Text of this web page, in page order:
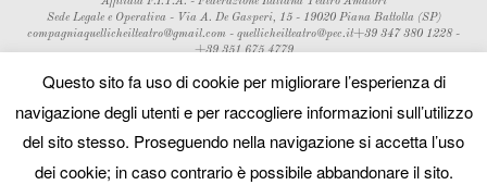
Sede Legale e Operativa - Via A. De Gasperi, 15 - 19020 Piana Battolla (SP)
compagniaquellicheilteatro@gmail.com - quellicheilteatro@pec.it+39 347 380 1228 -
+39 351 675 4779
Website by:Michele Zanoni
Questo sito fa uso di cookie per migliorare l’esperienza di
navigazione degli utenti e per raccogliere informazioni sull’utilizzo
del sito stesso. Proseguendo nella navigazione si accetta l’uso
dei cookie; in caso contrario è possibile abbandonare il sito.